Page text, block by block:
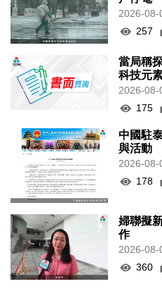
2026-08-
257
當局稱
科技元
2026-08-
175
中國駐
與活動
2026-08-
178
婦聯擬
作
2026-08-
360